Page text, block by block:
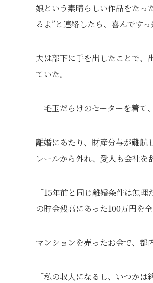
娘という素晴らしい作品をたっ
るよ”と連絡したら、喜んですっ
夫は部下に手を出したことで、
ていた。
「毛玉だらけのセーターを着
離婚にあたり、財産分与が難航
レールから外れ、愛人も会社を
「15年前と同じ離婚条件は無
の貯金残高にあった100万円を
マンションを売ったお金で、都
「私の収入になるし、いつか